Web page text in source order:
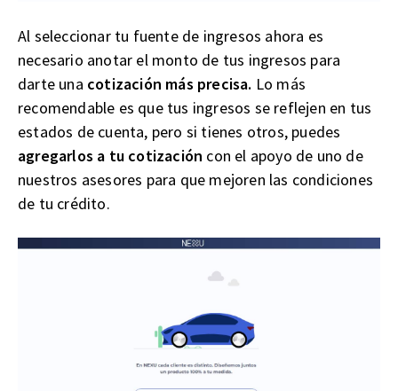
Al seleccionar tu fuente de ingresos ahora es
necesario anotar el monto de tus ingresos para
darte una cotización más precisa. Lo más
recomendable es que tus ingresos se reflejen en tus
estados de cuenta, pero si tienes otros, puedes
agregarlos a tu cotización con el apoyo de uno de
nuestros asesores para que mejoren las condiciones
de tu crédito.